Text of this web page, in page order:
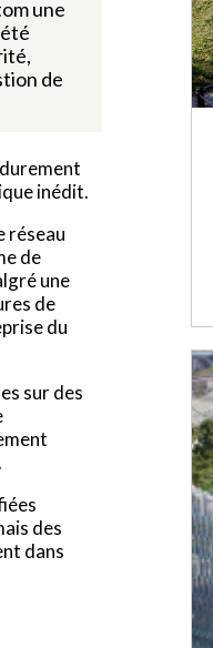
une
de
inédit.
réseau
de
une
de
du
sur des
des
dans